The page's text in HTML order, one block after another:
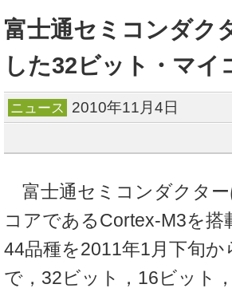
富士通セミコンダク
した32ビット・マイ
ニュース 2010年11月4日
富士通セミコンダクター
コアであるCortex-M3を
44品種を2011年1月下旬
で，32ビット，16ビット